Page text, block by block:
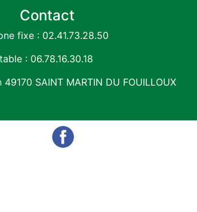
Contact
fixe : 02.41.73.28.50
: 06.78.16.30.18
SAINT MARTIN DU FOUILLOUX